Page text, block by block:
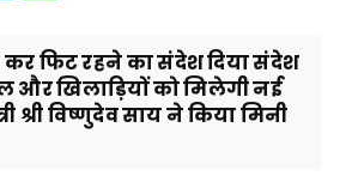
फिट रहने का संदेश दिया संदेश
और खिलाड़ियों को मिलेगी नई
श्री विष्णुदेव साय ने किया मिनी